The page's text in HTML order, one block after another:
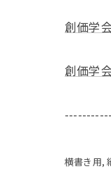
創価学
創価学
横書き用